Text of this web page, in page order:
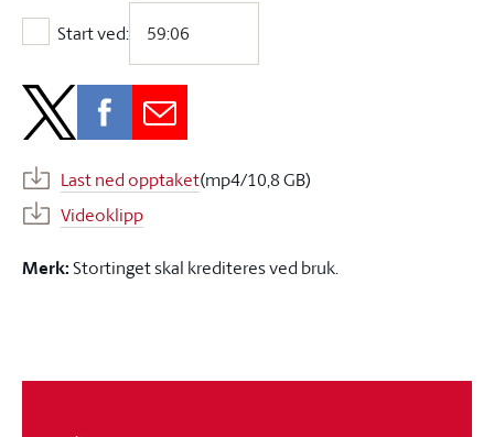
Start ved:
Start ved:
Last ned opptaket(mp4/10,8 GB)
Videoklipp
Merk:Stortinget skal krediteres ved bruk.